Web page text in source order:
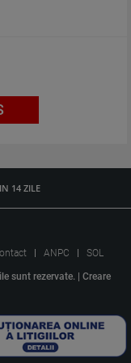
14 ZILE
ANPC SOL
sunt rezervate. | Creare